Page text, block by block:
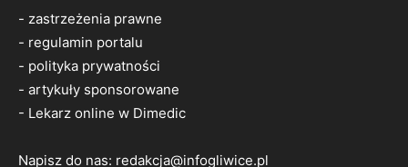
- zastrzeżenia prawne
- regulamin portalu
- polityka prywatności
- artykuły sponsorowane
- Lekarz online w Dimedic
Napisz do nas: redakcja@infogliwice.pl